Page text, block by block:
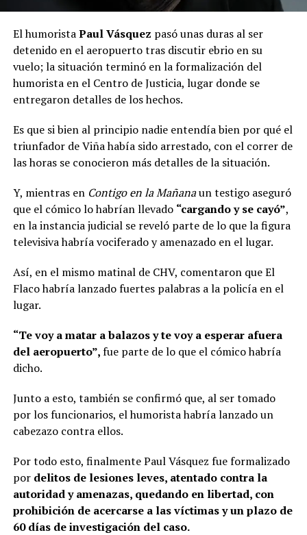
El humoristaPaul Vásquez pasó unas duras al ser
detenido en el aeropuerto tras discutir ebrio en su
vuelo; la situación terminó en la formalización del
humorista en el Centro de Justicia, lugar donde se
entregaron detalles de los hechos.
Es que si bien al principio nadie entendía bien por qué el
triunfador de Viña había sido arrestado, con el correr de
las horas se conocieron más detalles de la situación.
Y, mientras enContigo en la Mañanaun testigo aseguró
que el cómico lo habrían llevado “cargando y se cayó”,
en la instancia judicial se reveló parte de lo que la figura
televisiva habría vociferado y amenazado en el lugar.
Así, en el mismo matinal de CHV, comentaron que El
Flaco habría lanzado fuertes palabras a la policía en el
lugar.
“Te voy a matar a balazos y te voy a esperar afuera
del aeropuerto”,fue parte de lo que el cómico habría
dicho.
Junto a esto, también se confirmó que, al ser tomado
por los funcionarios, el humorista habría lanzado un
cabezazo contra ellos.
Por todo esto, finalmente Paul Vásquez fue formalizado
por delitos de lesiones leves, atentado contra la
autoridad y amenazas, quedando en libertad, con
prohibición de acercarse a las víctimas y un plazo de
60 días de investigación del caso.